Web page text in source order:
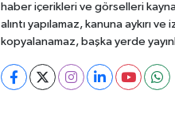
haber içerikleri ve görselleri
alıntı yapılamaz, kanuna aykırı ve
kopyalanamaz, başka yerde